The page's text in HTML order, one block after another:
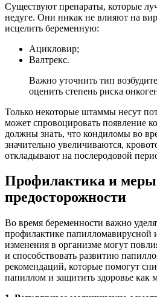
Существуют препараты, которые
недуге. Они никак не влияют на
исцелить беременную:
Ацикловир;
Валтрекс.
Важно уточнить тип
оценить степень риска
Только некоторые штаммы несут
может спровоцировать появление
должны знать, что кондиломы во
значительно увеличиваются,
откладывают на послеродовой
Профилактика и меры
предосторожности
Во время беременности важно
профилактике папилломавирусной
изменения в организме могут
и способствовать развитию
рекомендаций, которые помогут
папиллом и защитить здоровье как